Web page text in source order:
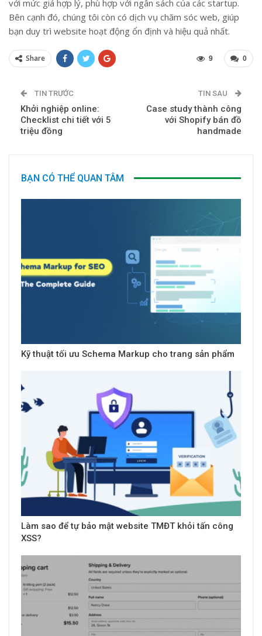
với mức giá hợp lý, phù hợp với ngân sách của các startup.
Bên cạnh đó, chúng tôi còn có dịch vụ chăm sóc web, giúp
bạn duy trì website hoạt động ổn định và hiệu quả nhất.
Share 0
9
TIN TRƯỚC
Khởi nghiệp online:
Checklist chi tiết với 5
triệu đồng
TIN SAU
Case study thành công
với Shopify bán đồ
handmade
BẠN CÓ THỂ QUAN TÂM
Kỹ thuật tối ưu Schema Markup cho trang sản phẩm
Làm sao để tự bảo mật website TMĐT khỏi tấn công
XSS?